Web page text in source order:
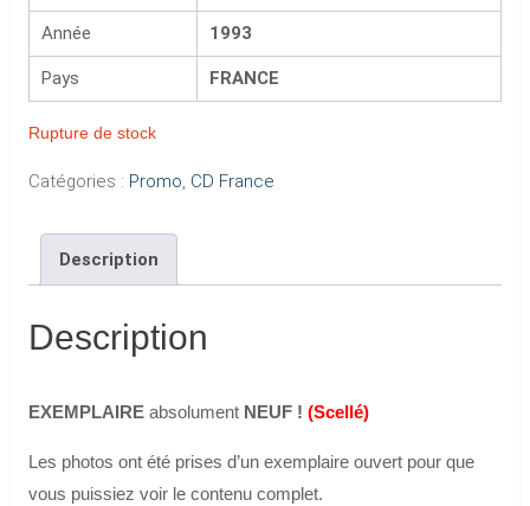
Année 1993
Pays FRANCE
Rupture de stock
Catégories : Promo, CD France
Description
Description
EXEMPLAIRE absolumentNEUF ! (Scellé)
Les photos ont été prises d’un exemplaire ouvert pour que
vous puissiez voir le contenu complet.